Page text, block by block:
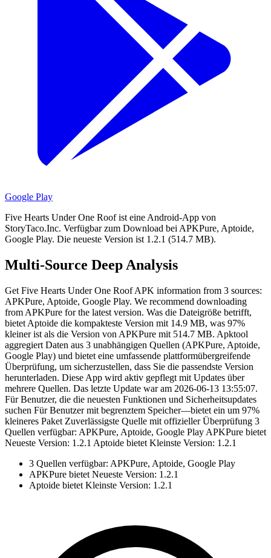
Google Play
Five Hearts Under One Roof ist eine Android-App von
StoryTaco.Inc. Verfügbar zum Download bei APKPure, Aptoide,
Google Play. Die neueste Version ist 1.2.1 (514.7 MB).
Multi-Source Deep Analysis
Get Five Hearts Under One Roof APK information from 3 sources:
APKPure, Aptoide, Google Play. We recommend downloading
from APKPure for the latest version. Was die Dateigröße betrifft,
bietet Aptoide die kompakteste Version mit 14.9 MB, was 97%
kleiner ist als die Version von APKPure mit 514.7 MB. Apktool
aggregiert Daten aus 3 unabhängigen Quellen (APKPure, Aptoide,
Google Play) und bietet eine umfassende plattformübergreifende
Überprüfung, um sicherzustellen, dass Sie die passendste Version
herunterladen. Diese App wird aktiv gepflegt mit Updates über
mehrere Quellen. Das letzte Update war am 2026-06-13 13:55:07.
Für Benutzer, die die neuesten Funktionen und Sicherheitsupdates
suchen Für Benutzer mit begrenztem Speicher—bietet ein um 97%
kleineres Paket Zuverlässigste Quelle mit offizieller Überprüfung 3
Quellen verfügbar: APKPure, Aptoide, Google Play APKPure bietet
Neueste Version: 1.2.1 Aptoide bietet Kleinste Version: 1.2.1
3 Quellen verfügbar: APKPure, Aptoide, Google Play
APKPure bietet Neueste Version: 1.2.1
Aptoide bietet Kleinste Version: 1.2.1